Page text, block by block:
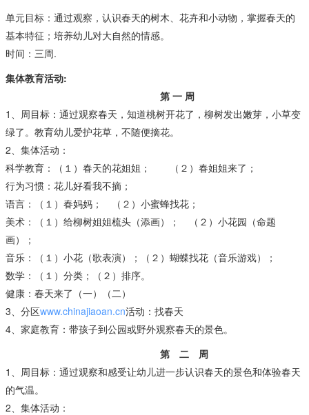
单元目标：通过观察，认识春天的树木、花卉和小动物，掌握春天的
基本特征；培养幼儿对大自然的情感。
时间：三周.
集体教育活动:
第 一 周
1、周目标：通过观察春天，知道桃树开花了，柳树发出嫩芽，小草变
绿了。教育幼儿爱护花草，不随便摘花。
2、集体活动：
科学教育：（１）春天的花姐姐； （２）春姐姐来了；
行为习惯：花儿好看我不摘；
语言：（１）春妈妈； （２）小蜜蜂找花；
美术：（１）给柳树姐姐梳头（添画）； （２）小花园（命题
画）；
音乐：（１）小花（歌表演）；（２）蝴蝶找花（音乐游戏）；
数学：（１）分类；（２）排序。
健康：春天来了（一）（二）
3、分区www.chinajiaoan.cn活动：找春天
4、家庭教育：带孩子到公园或野外观察春天的景色。
第 二 周
1、周目标：通过观察和感受让幼儿进一步认识春天的景色和体验春天
的气温。
2、集体活动：